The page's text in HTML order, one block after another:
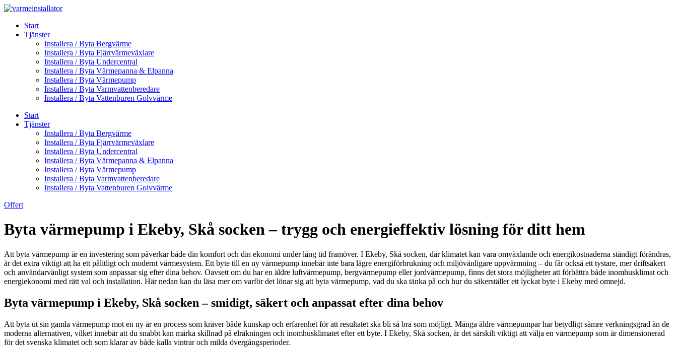
Skip
contentStart
Tjänster
Installera / Byta Bergvärme
Installera / Byta Fjärrvärmeväxlare
Installera / Byta Undercentral
Installera / Byta Värmepanna & Elpanna
Installera / Byta Värmepump
Installera / Byta Varmvattenberedare
Installera / Byta Vattenburen Golvvärme
Start
Tjänster
Installera / Byta Bergvärme
Installera / Byta Fjärrvärmeväxlare
Installera / Byta Undercentral
Installera / Byta Värmepanna & Elpanna
Installera / Byta Värmepump
Installera / Byta Varmvattenberedare
Installera / Byta Vattenburen Golvvärme
Offert
Byta värmepump i Ekeby, Skå socken – trygg och energieffektiv lösning för ditt hem
Att byta värmepump är en investering som påverkar både din komfort och din ekonomi under lång tid framöver. I Ekeby, Skå socken, där klimatet kan vara omväxlande och energikostnaderna ständigt förändras,
är det extra viktigt att ha ett pålitligt och modernt värmesystem. Ett byte till en ny värmepump innebär inte bara lägre energiförbrukning och miljövänligare uppvärmning – du får också ett tystare, mer driftsäkert
och användarvänligt system som anpassar sig efter dina behov. Oavsett om du har en äldre luftvärmepump, bergvärmepump eller jordvärmepump, finns det stora möjligheter att förbättra både inomhusklimat och
energiekonomi med rätt val och installation. Här nedan kan du läsa mer om varför det lönar sig att byta värmepump, vad du ska tänka på och hur du säkerställer ett lyckat byte i Ekeby med omnejd.
Byta värmepump i Ekeby, Skå socken – smidigt, säkert och anpassat efter dina behov
Att byta ut sin gamla värmepump mot en ny är en process som kräver både kunskap och erfarenhet för att resultatet ska bli så bra som möjligt. Många äldre värmepumpar har betydligt sämre verkningsgrad än de
moderna alternativen, vilket innebär att du snabbt kan märka skillnad på elräkningen och inomhusklimatet efter ett byte. I Ekeby, Skå socken, är det särskilt viktigt att välja en värmepump som är dimensionerad
för det svenska klimatet och som klarar av både kalla vintrar och milda övergångsperioder.